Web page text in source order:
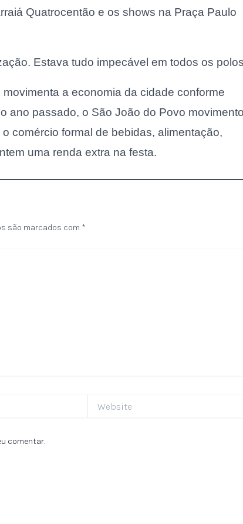
Quatrocentão e os shows na Praça Paulo
Estava tudo impecável em todos os
a economia da cidade conforme
ano passado, o São João do Povo
comércio formal de bebidas, alimentação,
uma renda extra na festa.
são marcados com *
comentar.